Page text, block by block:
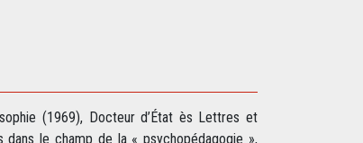
(1969), Docteur d’État ès Lettres et
dans le champ de la « psychopédagogie »,